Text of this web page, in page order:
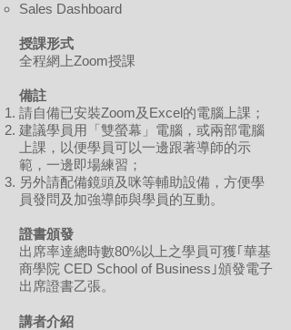
Sales Dashboard
授課形式
全程網上Zoom授課
備註
請自備已安裝Zoom及Excel的電腦上課；
建議學員用「雙螢幕」電腦，或兩部電腦
上課，以便學員可以一邊跟著導師的示
範，一邊即場練習；
另外請配備鏡頭及咪等輔助設備，方便學
員發問及加強導師與學員的互動。
證書頒發
出席率達總時數80%以上之學員可獲｢華基
商學院 CED School of Business｣頒發電子
出席證書乙張。
講者介紹